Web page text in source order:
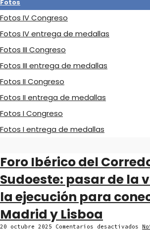
Fotos
Fotos IV Congreso
Fotos IV entrega de medallas
Fotos III Congreso
Fotos III entrega de medallas
Fotos II Congreso
Fotos II entrega de medallas
Fotos I Congreso
Fotos I entrega de medallas
Foro Ibérico del
Sudoeste: pasar de la
la ejecución para
Madrid y Lisboa
20 octubre 2025 Comentarios desactivados en